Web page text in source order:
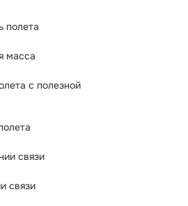
полета
масса
с полезной
связи
связи